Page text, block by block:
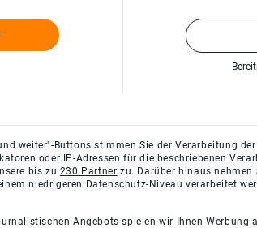
weiter"-Buttons stimmen Sie der Verarbeitung
oder IP-Adressen für die beschriebenen
bis zu 230 Partner zu. Darüber hinaus
niedrigeren Datenschutz-Niveau verarbeitet
Angebots spielen wir Ihnen Werbung